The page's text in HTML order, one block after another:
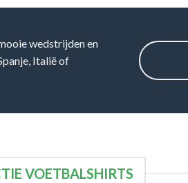
wedstrijden en
Italië of
VOETBALSHIRTS